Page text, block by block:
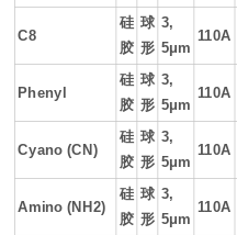
C8
硅
胶
球
形
3,
5μm
110A
Phenyl
硅
胶
球
形
3,
5μm
110A
Cyano (CN)
硅
胶
球
形
3,
5μm
110A
Amino (NH2)
硅
胶
球
形
3,
5μm
110A